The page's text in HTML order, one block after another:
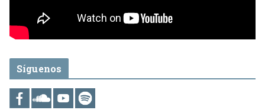
Síguenos